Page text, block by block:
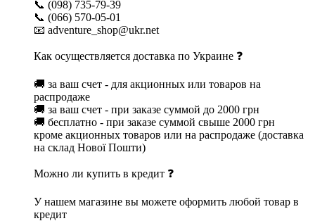
📞 (098) 735-79-39
📞 (066) 570-05-01
📧 adventure_shop@ukr.net
Как осуществляется доставка по Украине ❓
🚚 за ваш счет - для акционных или товаров на
распродаже
🚚 за ваш счет - при заказе суммой до 2000 грн
🚚 бесплатно - при заказе суммой свыше 2000 грн
кроме акционных товаров или на распродаже (доставка
на склад Нової Пошти)
Можно ли купить в кредит ❓
У нашем магазине вы можете оформить любой товар в
кредит